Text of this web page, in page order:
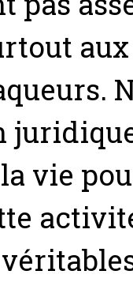
la vie